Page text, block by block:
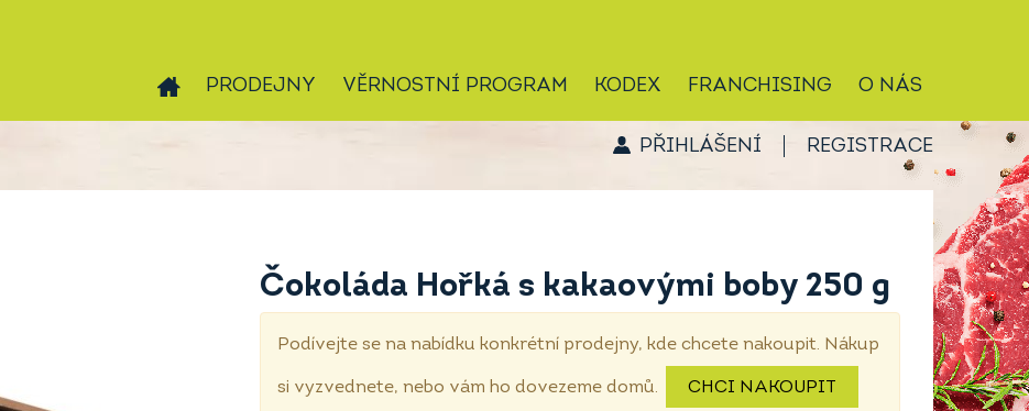
PRODEJNY VĚRNOSTNÍ PROGRAM KODEX FRANCHISING O NÁS
PŘIHLÁŠENÍ REGISTRACE
Čokoláda Hořká s kakaovými boby 250 g
Podívejte se na nabídku konkrétní prodejny, kde chcete nakoupit. Nákup
si vyzvednete, nebo vám ho dovezeme domů. CHCI NAKOUPIT